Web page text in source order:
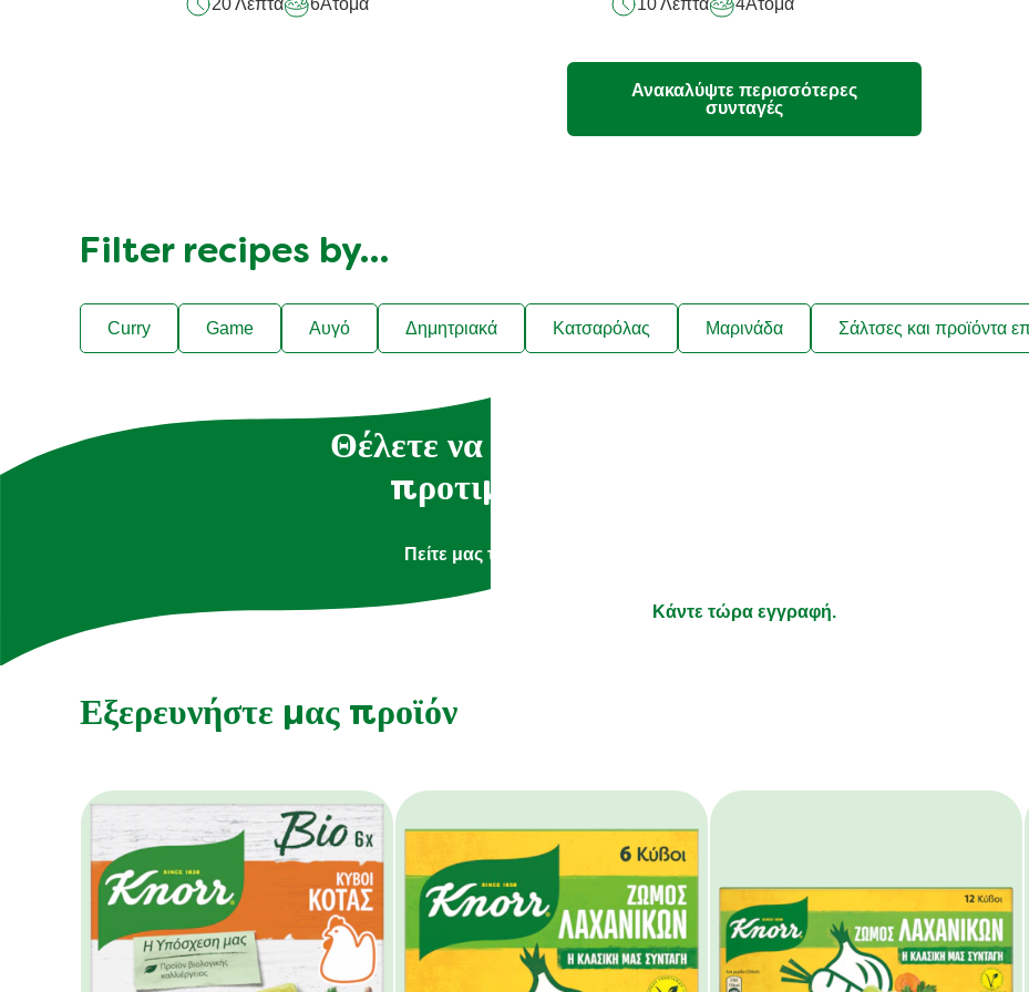
20 Λεπτά
6Άτομα
10 Λεπτά
4Άτομα
Ανακαλύψτε περισσότερες
συνταγές
Filter recipes by…
Curry Game Αυγό Δημητριακά Κατσαρόλας Μαρινάδα Σάλτσες και προϊόντα
Θέλετε να λαμβάνετε συνταγές που να
προτιμήσεις σας και νέα για τα προϊόντα
Πείτε μας τι απολαμβάνετε να μαγειρεύετε και τα υπόλοιπα αφήστε τα
Κάντε τώρα εγγραφή.
Εξερευνήστε μας προϊόν